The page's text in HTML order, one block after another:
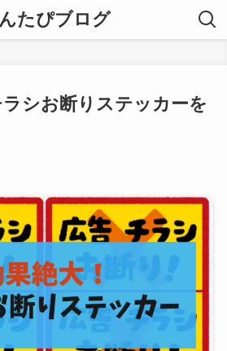
たぴブログ
ラシお断りステッカーを